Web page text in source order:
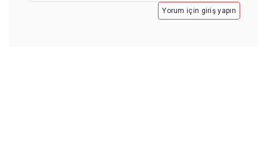
Yorum için giriş yapın